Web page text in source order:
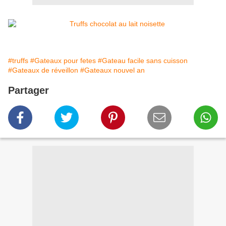
#truffs #Gateaux pour fetes #Gateau facile sans cuisson
#Gateaux de réveillon #Gateaux nouvel an
Partager